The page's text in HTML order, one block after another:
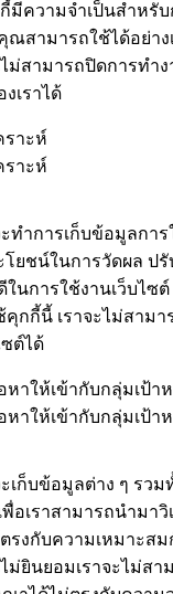
มีความจำเป็นสำหรั
ณสามารถใช้ได้อย่าง
ม่สามารถปิดการทำ
เราได้
ราะห์
ราะห์
ทำการเก็บข้อมูลการ
โยชน์ในการวัดผล ป
นการใช้งานเว็บไซ
คุกกี้นี้ เราจะไม่สามา
ต์ได้
หาให้เข้ากับกลุ่มเป้า
หาให้เข้ากับกลุ่มเป้า
เก็บข้อมูลต่าง ๆ รว
อเราสามารถนำมา
รงกับความเหมาะส
ยินยอมเราจะไม่สา